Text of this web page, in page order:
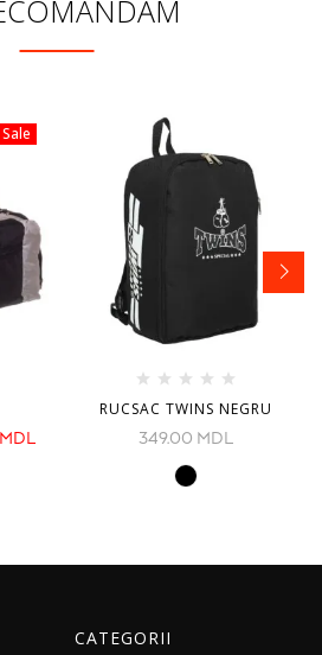
Sale
MDL
RUCSAC TWINS NEGRU
349.00 MDL
CATEGORII